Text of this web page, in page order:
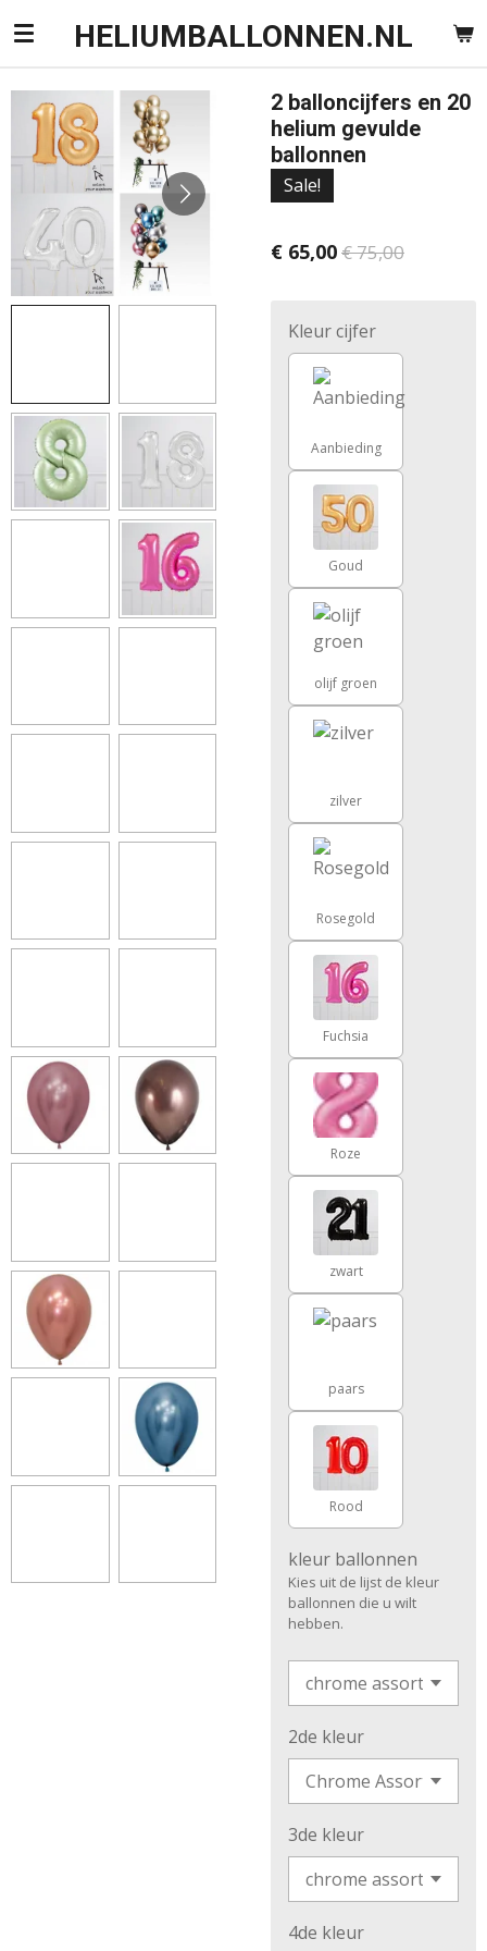
Ga
direct
hoofdinhoud
HELIUMBALLONNEN.NL
2 balloncijfers en 20
helium gevulde
ballonnen
Sale!
€ 65,00€ 75,00
Kleur cijfer
Aanbieding
Goud
olijf groen
zilver
Rosegold
Fuchsia
Roze
zwart
paars
Rood
kleur ballonnen
Kies uit de lijst de kleur
ballonnen die u wilt
hebben.
2de kleur
3de kleur
4de kleur